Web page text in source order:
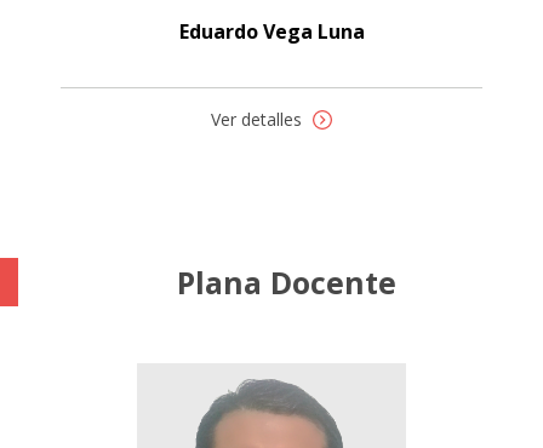
Eduardo Vega Luna
Ver detalles
Plana Docente